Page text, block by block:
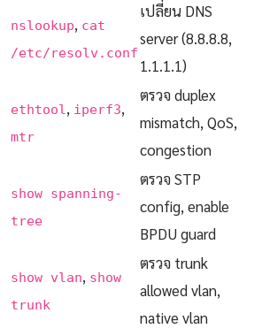
nslookup, cat
/etc/resolv.conf
เปลี่ยน DNS
server (8.8.8.8,
1.1.1.1)
ethtool , iperf3,
mtr
ตรวจ duplex
mismatch, QoS,
congestion
show spanning-
tree
ตรวจ STP
config, enable
BPDU guard
show vlan, show
trunk
ตรวจ trunk
allowed vlan,
native vlan